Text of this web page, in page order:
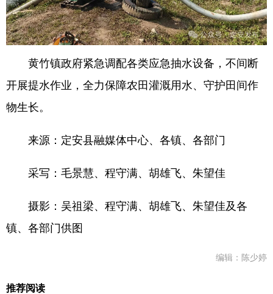
黄竹镇政府紧急调配各类应急抽水设备，不间断
开展提水作业，全力保障农田灌溉用水、守护田间作
物生长。
来源：定安县融媒体中心、各镇、各部门
采写：毛景慧、程守满、胡雄飞、朱望佳
摄影：吴祖梁、程守满、胡雄飞、朱望佳及各
镇、各部门供图
编辑：陈少婷
推荐阅读